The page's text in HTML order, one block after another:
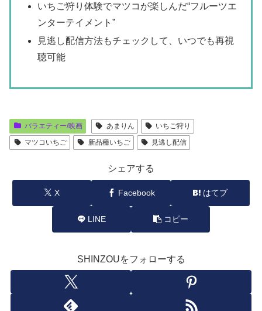
いちご狩り体験でマツコが楽しんだ“フルーツエ
ンターテイメント”
見逃し配信方法もチェックして、いつでも再視
聴可能
バラエティー/映画 あまりん
いちご狩り
マツコいちご
新品種いちご 見逃し配信
シェアする
X Facebook はてブ
LINE コピー
SHINZOUをフォローする